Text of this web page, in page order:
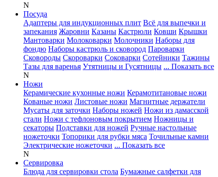
N
Посуда
Адаптеры для индукционных плит Всё для выпечки и
запекания Жаровни Казаны Кастрюли Ковши Крышки
Мантоварки Молоковарки Молочники Наборы для
фондю Наборы кастрюль и сковород Пароварки
Сковороды Скороварки Соковарки Сотейники Тажины
Тазы для варенья Утятницы и Гусятницы ... Показать все
N
Ножи
Керамические кухонные ножи Керамотитановые ножи
Кованые ножи Листовые ножи Магнитные держатели
Мусаты для заточки Наборы ножей Ножи из дамасской
стали Ножи с тефлоновым покрытием Ножницы и
секаторы Подставки для ножей Ручные настольные
ножеточки Топорики для рубки мяса Точильные камни
Электрические ножеточки ... Показать все
N
Сервировка
Блюда для сервировки стола Бумажные салфетки для